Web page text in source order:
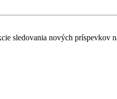
sledovania nových príspevkov